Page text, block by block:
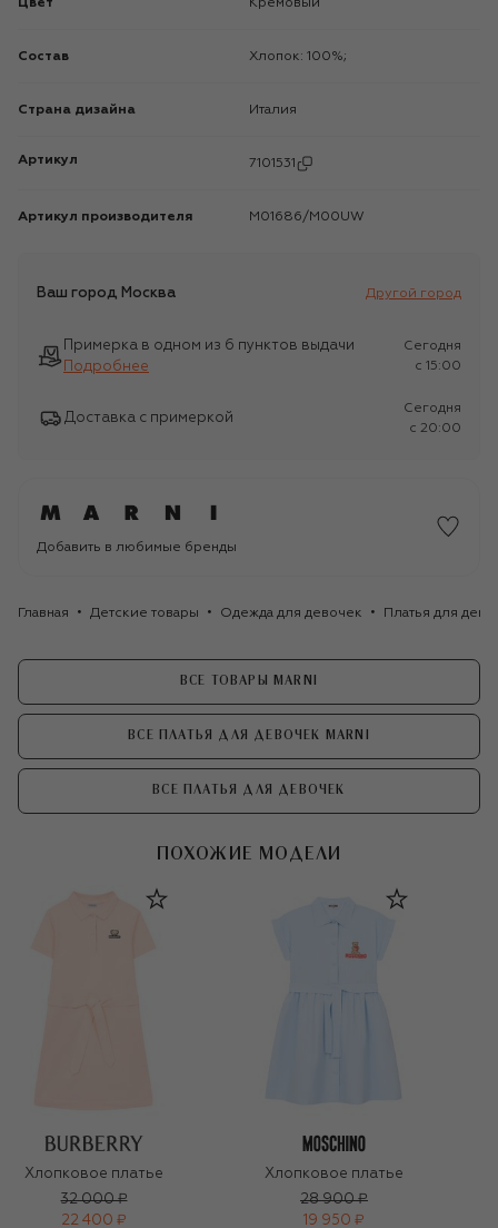
Цвет Кремовый
Состав Хлопок: 100%;
Страна дизайна Италия
Артикул 7101531
Артикул производителя M01686/M00UW
Ваш город Москва Другой город
Примерка в одном из 6 пунктов выдачи
Подробнее
Сегодня
c 15:00
Доставка с примеркой
Сегодня
c 20:00
Добавить в любимые бренды
Главная Детские товары Одежда для девочек Платья для
ВСЕ ТОВАРЫ MARNI
ВСЕ ПЛАТЬЯ ДЛЯ ДЕВОЧЕК MARNI
ВСЕ ПЛАТЬЯ ДЛЯ ДЕВОЧЕК
ПОХОЖИЕ МОДЕЛИ
Хлопковое платье
32 000 ₽
22 400 ₽
Хлопковое платье
28 900 ₽
19 950 ₽